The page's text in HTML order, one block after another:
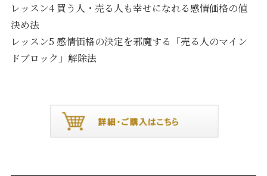
レッスン4 買う人・売る人も幸せになれる感情価格の値
決め法
レッスン5 感情価格の決定を邪魔する「売る人のマイン
ドブロック」解除法